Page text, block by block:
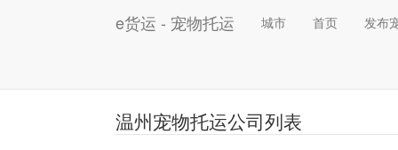
e货运 - 宠物托运 城市 首页 发布
温州宠物托运公司列表